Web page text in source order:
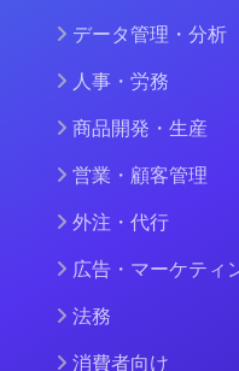
データ管理・分析
人事・労務
商品開発・生産
営業・顧客管理
外注・代行
広告・マーケティ
法務
消費者向け